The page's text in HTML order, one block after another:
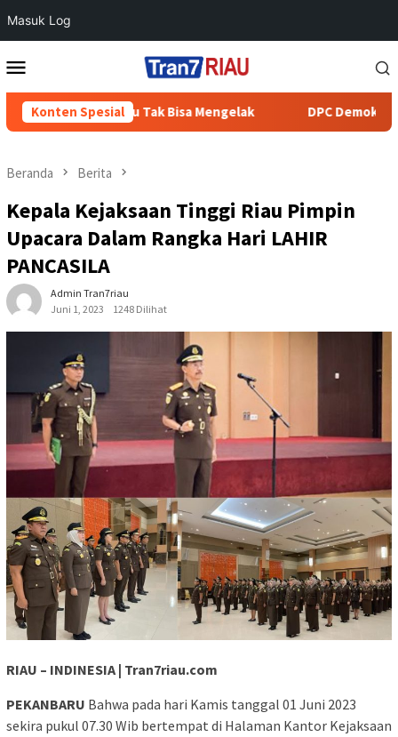
Masuk Log
ke
Mobile
Konten Spesial
Tak Bisa Mengelak DPC Demokrat Inhu Serahkan
Beranda Berita
Kepala Kejaksaan Tinggi Riau Pimpin
Upacara Dalam Rangka Hari LAHIR
PANCASILA
Admin Tran7riau
Juni 1, 2023
1248 Dilihat
RIAU – INDINESIA | Tran7riau.com
PEKANBARU Bahwa pada hari Kamis tanggal 01 Juni 2023
sekira pukul 07.30 Wib bertempat di Halaman Kantor Kejaksaan